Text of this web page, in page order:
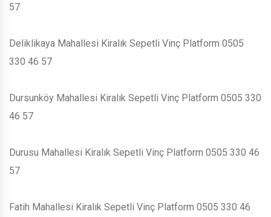
57
Deliklikaya Mahallesi Kiralık Sepetli Vinç Platform 0505
330 46 57
Dursunköy Mahallesi Kiralık Sepetli Vinç Platform 0505 330
46 57
Durusu Mahallesi Kiralık Sepetli Vinç Platform 0505 330 46
57
Fatih Mahallesi Kiralık Sepetli Vinç Platform 0505 330 46